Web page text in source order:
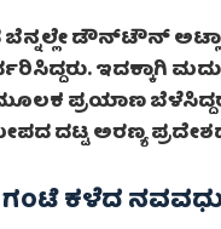
ಡೌನ್‌ಟೌನ್
ಇದಕ್ಕಾಗಿ
ಮೂಲಕ ಪ್ರಯಾಣ
ದಟ್ಟ ಅರಣ್ಯ
ಕಳೆದ